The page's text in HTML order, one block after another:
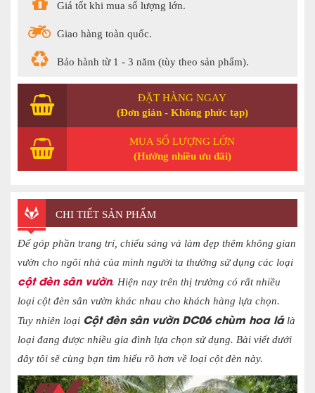
Giá tốt khi mua số lượng lớn.
Giao hàng toàn quốc.
Bảo hành từ 1 - 3 năm (tùy theo sản phẩm).
ĐẶT HÀNG NGAY
(Đơn giản - Không phức tạp)
MUA SỐ LƯỢNG LỚN
(Hưởng nhiều ưu đãi)
CHI TIẾT SẢN PHẨM
Để góp phần trang trí, chiếu sáng và làm đẹp thêm không gian
vườn cho ngôi nhà của mình người ta thường sử dụng các loại
cột đèn sân vườn. Hiện nay trên thị trường có rất nhiều
loại cột đèn sân vườn khác nhau cho khách hàng lựa chọn.
Tuy nhiên loại Cột đèn sân vườn DC06 chùm hoa lá là
loại đang được nhiều gia đình lựa chọn sử dụng. Bài viết dưới
đây tôi sẽ cùng bạn tìm hiểu rõ hơn về loại cột đèn này.